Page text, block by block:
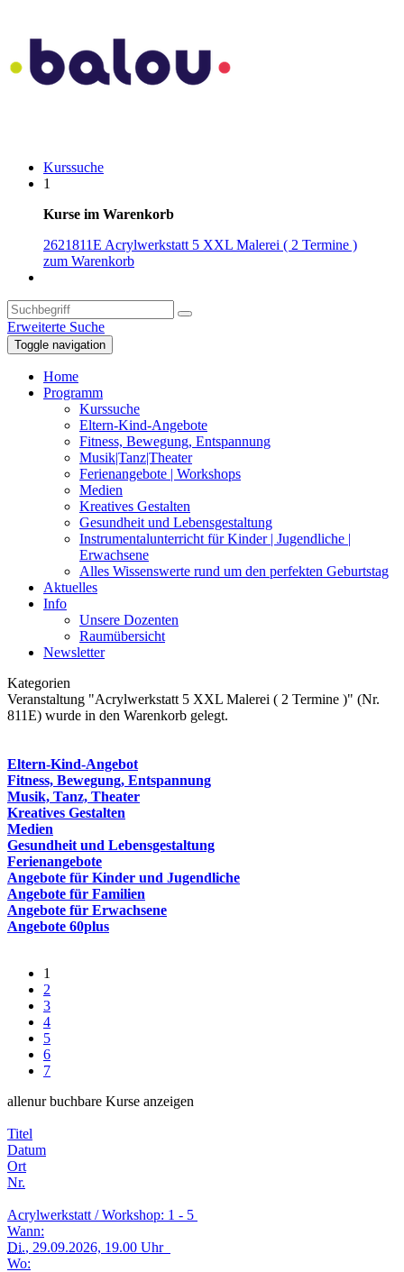
Kurssuche
1
Kurse im Warenkorb
2621811E Acrylwerkstatt 5 XXL Malerei ( 2 Termine )
zum Warenkorb
Erweiterte Suche
Toggle navigation
Home
Programm
Kurssuche
Eltern-Kind-Angebote
Fitness, Bewegung, Entspannung
Musik|Tanz|Theater
Ferienangebote | Workshops
Medien
Kreatives Gestalten
Gesundheit und Lebensgestaltung
Instrumentalunterricht für Kinder | Jugendliche |
Erwachsene
Alles Wissenswerte rund um den perfekten Geburtstag
Aktuelles
Info
Unsere Dozenten
Raumübersicht
Newsletter
Kategorien
Veranstaltung "Acrylwerkstatt 5 XXL Malerei ( 2 Termine )" (Nr.
811E) wurde in den Warenkorb gelegt.
Eltern-Kind-Angebot
Fitness, Bewegung, Entspannung
Musik, Tanz, Theater
Kreatives Gestalten
Medien
Gesundheit und Lebensgestaltung
Ferienangebote
Angebote für Kinder und Jugendliche
Angebote für Familien
Angebote für Erwachsene
Angebote 60plus
1
2
3
4
5
6
7
allenur buchbare Kurse anzeigen
Titel
Datum
Ort
Nr.
Acrylwerkstatt / Workshop: 1 - 5
Wann:
Di., 29.09.2026, 19.00 Uhr
Wo: